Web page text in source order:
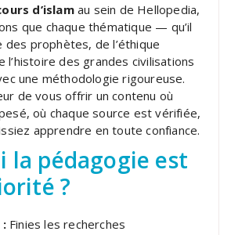
d’islamau sein de Hellopedia,
que chaque thématique — qu’il
des prophètes, de l’éthique
l’histoire des grandes civilisations
une méthodologie rigoureuse.
de vous offrir un contenu où
où chaque source est vérifiée,
apprendre en toute confiance.
la pédagogie est
?
Finies les recherches